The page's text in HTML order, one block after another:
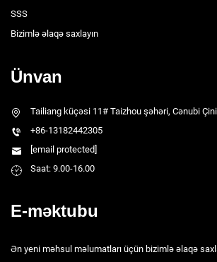
SSS
Bizimlə əlaqə saxlayın
Ünvan
Tailiang küçəsi 11# Taizhou şəhəri, Cənubi
+86-13182442305
[email protected]
Saat: 9.00-16.00
E-məktubu
Ən yeni məhsul məlumatları üçün bizimlə əlaqə